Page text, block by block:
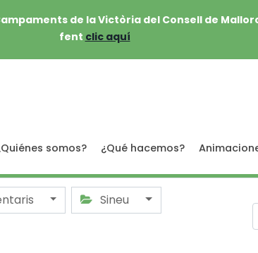
de la Victòria del Consell de
fent clic aquí
somos? ¿Qué hacemos?
Sineu